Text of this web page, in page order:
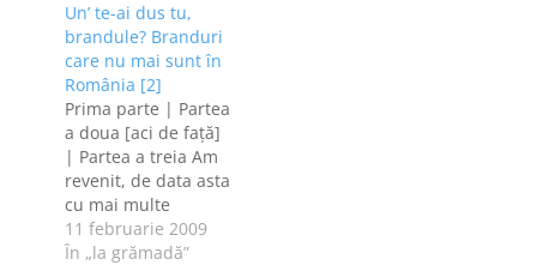
Un’ te-ai dus tu,
brandule? Branduri
care nu mai sunt în
România [2]
Prima parte | Partea
a doua [aci de faţă]
| Partea a treia Am
revenit, de data asta
cu mai multe
produse [dispărute]
de care voi, cititorii
11 februarie 2009
În „la grămadă”